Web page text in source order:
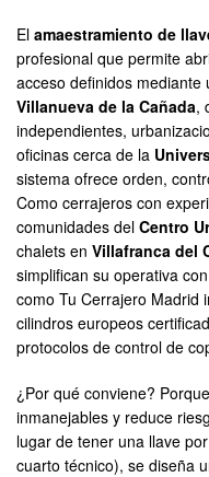
El amaestramiento de
profesional que permite
acceso definidos mediante
Villanueva de la Cañada,
independientes,
oficinas cerca de la
sistema ofrece orden,
Como cerrajeros con
comunidades del Centro
chalets en Villafranca del
simplifican su operativa
como Tu Cerrajero Madrid
cilindros europeos
protocolos de control de
¿Por qué conviene?
inmanejables y reduce
lugar de tener una llave
cuarto técnico), se diseña